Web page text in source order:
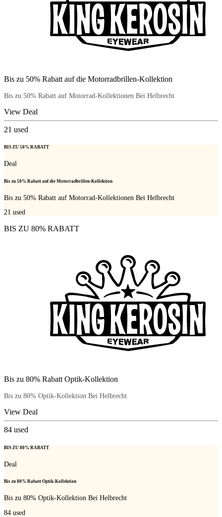
Bis zu 50% Rabatt auf die Motorradbrillen-Kollektion
Bis zu 50% Rabatt auf Motorrad-Kollektionen Bei Helbrecht
View Deal
21 used
BIS ZU 50% RABATT
Deal
Bis zu 50% Rabatt auf die Motorradbrillen-Kollektion
Bis zu 50% Rabatt auf Motorrad-Kollektionen Bei Helbrecht
21 used
BIS ZU 80% RABATT
Bis zu 80% Rabatt Optik-Kollektion
Bis zu 80% Optik-Kollektion Bei Helbrecht
View Deal
84 used
BIS ZU 80% RABATT
Deal
Bis zu 80% Rabatt Optik-Kollektion
Bis zu 80% Optik-Kollektion Bei Helbrecht
84 used